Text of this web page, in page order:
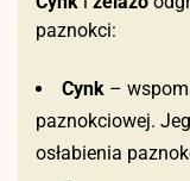
paznokci:
Cynk –
paznokciowej.
osłabienia